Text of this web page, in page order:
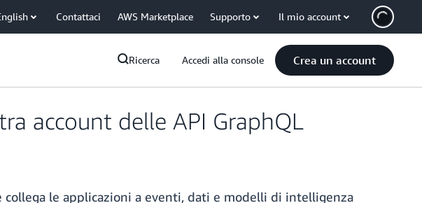
Contattaci AWS Marketplace Supporto Il mio account
Ricerca Accedi alla console Crea un account
account delle API GraphQL
le applicazioni a eventi, dati e modelli di intelligenza